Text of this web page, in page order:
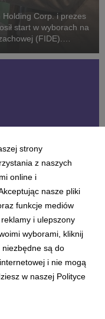
Corp. i prezes
start w wyborach na
(FIDE).
Ogólnego o...
rozmawiałem
jeden
każda duża
strony
z naszych
online i
nasze pliki
funkcje mediów
i ulepszony
wyborami, kliknij
niezbędne są do
i nie mogą
w naszej Polityce